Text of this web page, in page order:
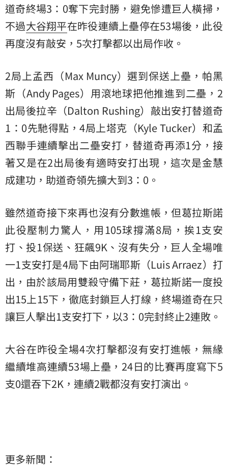
道奇終場3：0奪下完封勝，避免慘遭巨人橫掃，
不過大谷翔平在昨役連續上壘停在53場後，此役
再度沒有敲安，5次打擊都以出局作收。
2局上孟西（Max Muncy）選到保送上壘，帕黑
斯（Andy Pages）用滾地球把他推進到二壘，2
出局後拉辛（Dalton Rushing）敲出安打替道奇
1：0先馳得點，4局上塔克（Kyle Tucker）和孟
西聯手連續擊出二壘安打，替道奇再添1分，接
著又是在2出局後有適時安打出現，這次是金慧
成建功，助道奇領先擴大到3：0。
雖然道奇接下來再也沒有分數進帳，但葛拉斯諾
此役壓制力驚人，用105球撐滿8局，挨1支安
打、投1保送、狂飆9K、沒有失分，巨人全場唯
一1支安打是4局下由阿瑞耶斯（Luis Arraez）打
出，由於該局用雙殺守備下莊，葛拉斯諾一度投
出15上15下，徹底封鎖巨人打線，終場道奇在只
讓巨人擊出1支安打下，以3：0完封終止2連敗。
大谷在昨役全場4次打擊都沒有安打進帳，無緣
繼續堆高連續53場上壘，24日的比賽再度寫下5
支0還吞下2K，連續2戰都沒有安打演出。
更多新聞：